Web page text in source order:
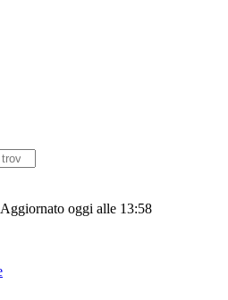
Aggiornato oggi alle 13:58